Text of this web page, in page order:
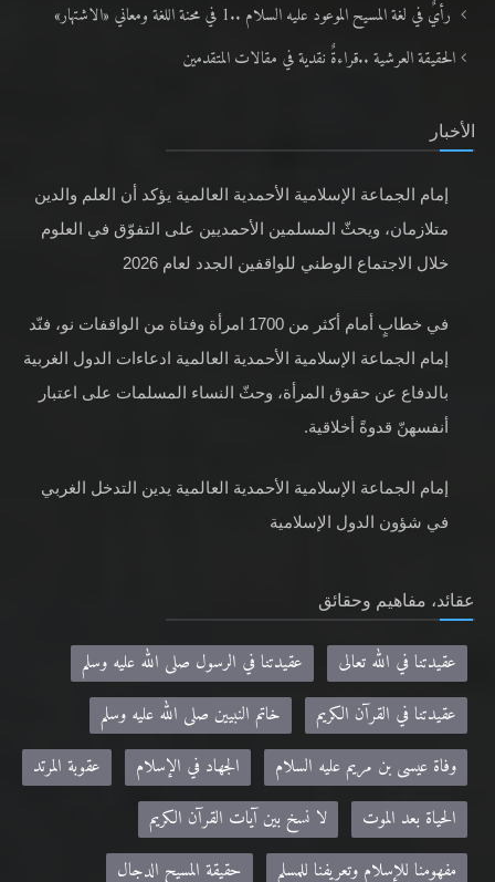
رأيٌ في لغة المسيح الموعود عليه السلام ..1 في محنة اللغة ومعاني «الاشتهار»
الحقيقة العرشية ..قراءةٌ نقدية في مقالات المتقدمين
الأخبار
إمام الجماعة الإسلامية الأحمدية العالمية يؤكد أن العلم والدين
متلازمان، ويحثّ المسلمين الأحمديين على التفوّق في العلوم
خلال الاجتماع الوطني للواقفين الجدد لعام 2026
في خطابٍ أمام أكثر من 1700 امرأة وفتاة من الواقفات نو، فنّد
إمام الجماعة الإسلامية الأحمدية العالمية ادعاءات الدول الغربية
بالدفاع عن حقوق المرأة، وحثّ النساء المسلمات على اعتبار
أنفسهنّ قدوةً أخلاقية.
إمام الجماعة الإسلامية الأحمدية العالمية يدين التدخل الغربي
في شؤون الدول الإسلامية
عقائد، مفاهيم وحقائق
عقيدتنا في الله تعالى
عقيدتنا في الرسول صلى الله عليه وسلم
عقيدتنا في القرآن الكريم
خاتم النبيين صلى الله عليه وسلم
وفاة عيسى بن مريم عليه السلام
الجهاد في الإسلام
عقوبة المرتد
الحياة بعد الموت
لا نسخ بين آيات القرآن الكريم
مفهومنا للإسلام وتعريفنا للمسلم
حقيقة المسيح الدجال